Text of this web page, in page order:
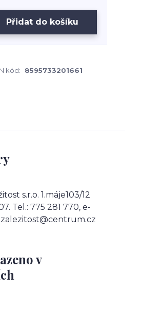
Přidat do košíku
kód: 8595733201661
s.r.o. 1.máje103/12
Tel.: 775 281 770, e-
v